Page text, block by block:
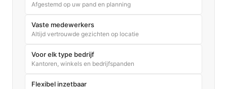
Afgestemd op uw pand en planning
Vaste medewerkers
Altijd vertrouwde gezichten op locatie
Voor elk type bedrijf
Kantoren, winkels en bedrijfspanden
Flexibel inzetbaar